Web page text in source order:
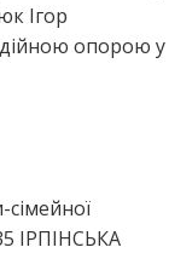
Ігор
опорою у
ІРПІНСЬКА